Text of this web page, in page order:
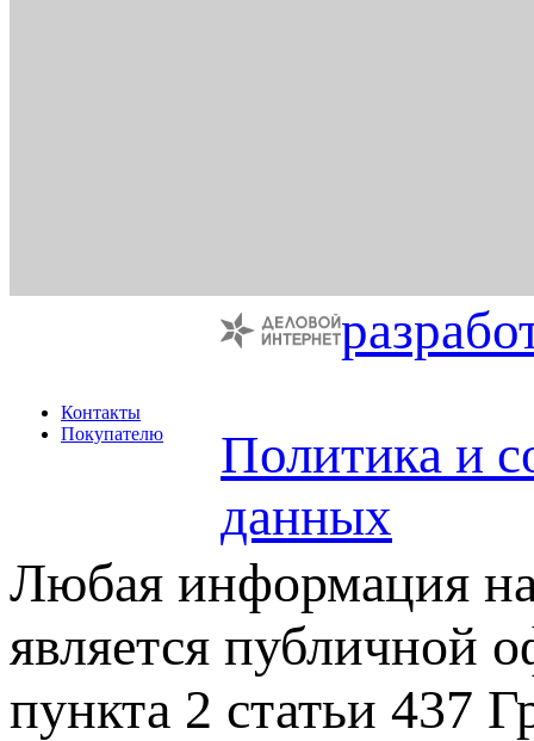
Контакты
Покупателю
Политика и
данных
Любая информация на
является публичной
пункта 2 статьи 437